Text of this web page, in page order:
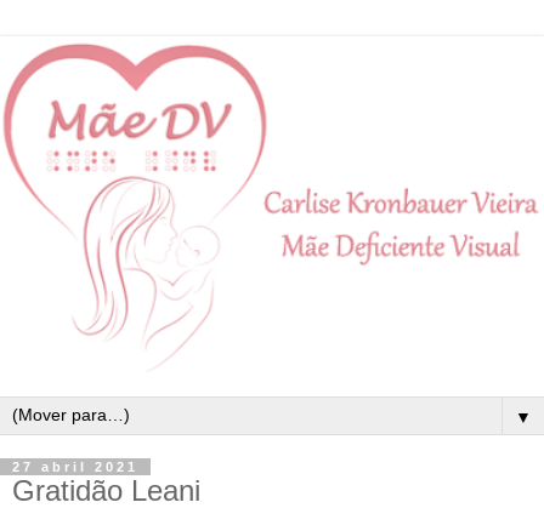
▼
27 abril 2021
Gratidão Leani